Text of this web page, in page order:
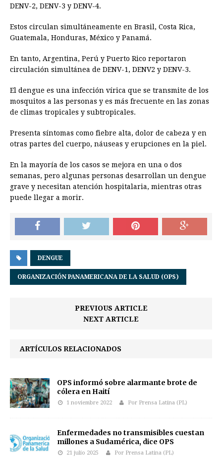
DENV-2, DENV-3 y DENV-4.
Estos circulan simultáneamente en Brasil, Costa Rica,
Guatemala, Honduras, México y Panamá.
En tanto, Argentina, Perú y Puerto Rico reportaron
circulación simultánea de DENV-1, DENV2 y DENV-3.
El dengue es una infección vírica que se transmite de los
mosquitos a las personas y es más frecuente en las zonas
de climas tropicales y subtropicales.
Presenta síntomas como fiebre alta, dolor de cabeza y en
otras partes del cuerpo, náuseas y erupciones en la piel.
En la mayoría de los casos se mejora en una o dos
semanas, pero algunas personas desarrollan un dengue
grave y necesitan atención hospitalaria, mientras otras
puede llegar a morir.
DENGUE
ORGANIZACIÓN PANAMERICANA DE LA SALUD (OPS)
PREVIOUS ARTICLE
NEXT ARTICLE
ARTÍCULOS RELACIONADOS
OPS informó sobre alarmante brote de
cólera en Haití
1 noviembre 2022 Por Prensa Latina (PL)
Enfermedades no transmisibles cuestan
millones a Sudamérica, dice OPS
21 julio 2025 Por Prensa Latina (PL)